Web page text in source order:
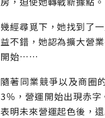
幾經尋覓下，她找到了
益不錯，她認為擴大營
開始……
隨著同業競爭以及商圈
3％，營運開始出現赤
表明未來營運起色後，